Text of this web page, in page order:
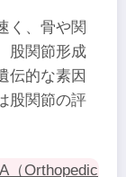
く、骨や関
股関節形成
伝的な素因
股関節の評
（Orthopedic